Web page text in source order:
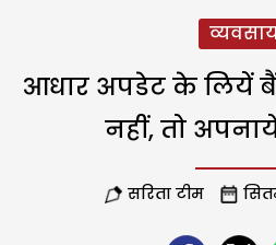
आधार अपडेट के लियें
नहीं, तो
सरिता टीम